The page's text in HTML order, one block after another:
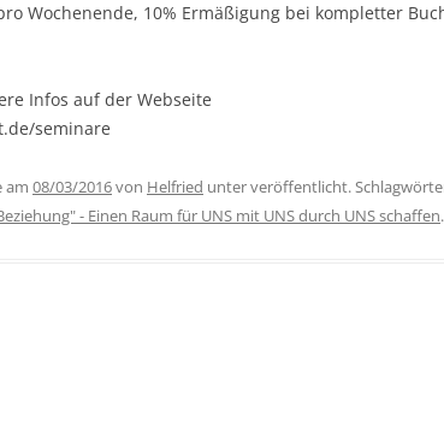
Wochenende, 10% Ermäßigung bei kompletter
Infos auf der Webseite
seminare
am 08/03/2016von Helfried unter veröffentlicht.
- Einen Raum für UNS mit UNS durch UNS schaffen.